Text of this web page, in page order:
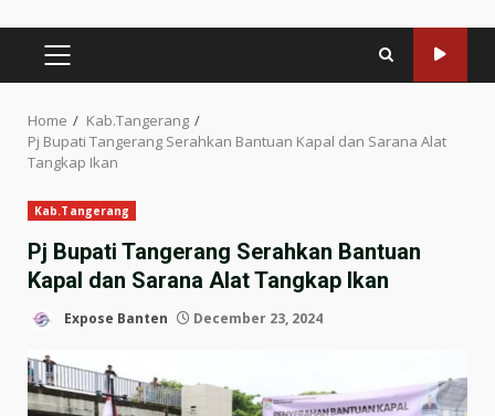
PRIMARY
MENU
Home
Kab.Tangerang
Pj Bupati Tangerang Serahkan Bantuan Kapal dan Sarana Alat
Tangkap Ikan
Kab.Tangerang
Pj Bupati Tangerang Serahkan Bantuan
Kapal dan Sarana Alat Tangkap Ikan
Expose Banten December 23, 2024